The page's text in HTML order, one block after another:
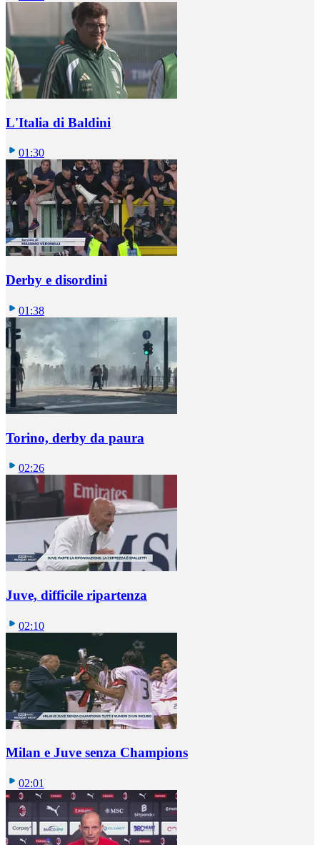
L'Italia di Baldini
01:30
Derby e disordini
01:38
Torino, derby da paura
02:26
Juve, difficile ripartenza
02:10
Milan e Juve senza Champions
02:01